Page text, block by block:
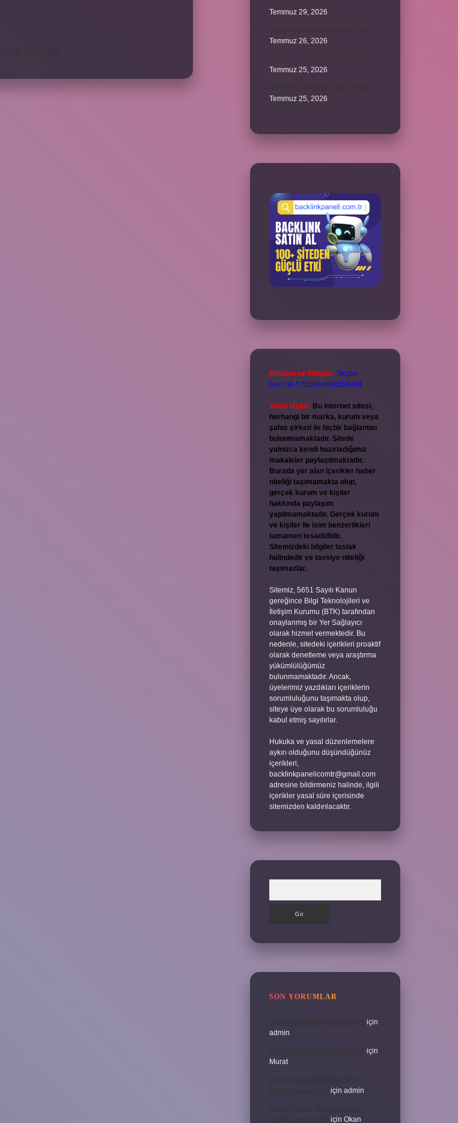
Temmuz 29, 2026
Temmuz 26, 2026
Temmuz 25, 2026
Temmuz 25, 2026
Reklam ve İletişim: Skype:
live:.cid.575569c608265c69
Yasal Uyarı: Bu internet sitesi,
herhangi bir marka, kurum veya
şahıs şirketi ile hiçbir bağlantısı
bulunmamaktadır. Sitede
yalnızca kendi hazırladığımız
makaleler paylaşılmaktadır.
Burada yer alan içerikler haber
niteliği taşımamakta olup,
gerçek kurum ve kişiler
hakkında paylaşım
yapılmamaktadır. Gerçek kurum
ve kişiler ile isim benzerlikleri
tamamen tesadüfidir.
Sitemizdeki bilgiler taslak
halindedir ve tavsiye niteliği
taşımazlar.
Sitemiz, 5651 Sayılı Kanun
gereğince Bilgi Teknolojileri ve
İletişim Kurumu (BTK) tarafından
onaylanmış bir Yer Sağlayıcı
olarak hizmet vermektedir. Bu
nedenle, sitedeki içerikleri proaktif
olarak denetleme veya araştırma
yükümlülüğümüz
bulunmamaktadır. Ancak,
üyelerimiz yazdıkları içeriklerin
sorumluluğunu taşımakta olup,
siteye üye olarak bu sorumluluğu
kabul etmiş sayılırlar.
Hukuka ve yasal düzenlemelere
aykırı olduğunu düşündüğünüz
içerikleri,
backlinkpanelicomtr@gmail.com
adresine bildirmeniz halinde, ilgili
içerikler yasal süre içerisinde
sitemizden kaldırılacaktır.
SON YORUMLAR
3 Aylık Hamilelik Hissedilir Mi
için
admin
3 Aylık Hamilelik Hissedilir Mi için
Murat
Eşinin Rızası Olmadan Ikinci
Evlilik Yapabilir Mi için admin
Eşinin Rızası Olmadan Ikinci
Evlilik Yapabilir Mi için Okan